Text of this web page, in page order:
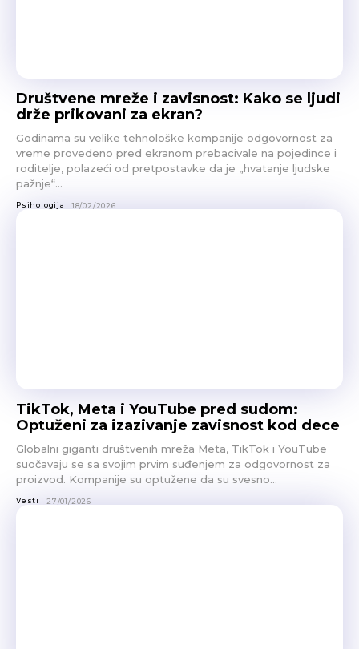
Društvene mreže i zavisnost: Kako se ljudi
drže prikovani za ekran?
Godinama su velike tehnološke kompanije odgovornost za
vreme provedeno pred ekranom prebacivale na pojedince i
roditelje, polazeći od pretpostavke da je „hvatanje ljudske
pažnje“...
Psihologija 18/02/2026
TikTok, Meta i YouTube pred sudom:
Optuženi za izazivanje zavisnost kod dece
Globalni giganti društvenih mreža Meta, TikTok i YouTube
suočavaju se sa svojim prvim suđenjem za odgovornost za
proizvod. Kompanije su optužene da su svesno...
Vesti 27/01/2026